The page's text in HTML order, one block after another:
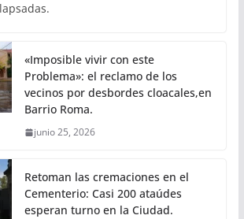
«Imposible vivir con este
Problema»: el reclamo de los
vecinos por desbordes cloacales,en
Barrio Roma.
junio 25, 2026
Retoman las cremaciones en el
Cementerio: Casi 200 ataúdes
esperan turno en la Ciudad.